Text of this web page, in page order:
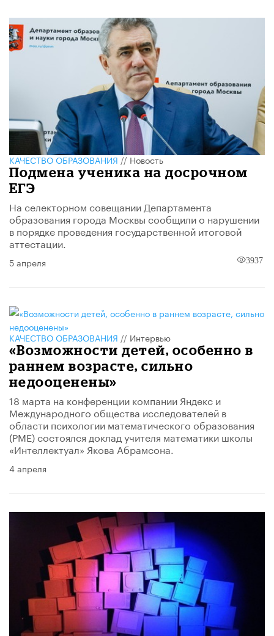
КАЧЕСТВО ОБРАЗОВАНИЯ//Новость
Подмена ученика на досрочном
ЕГЭ
На селекторном совещании Департамента
образования города Москвы сообщили о нарушении
в порядке проведения государственной итоговой
аттестации.
5 апреля 3937
КАЧЕСТВО ОБРАЗОВАНИЯ // Интервью
«Возможности детей, особенно в
раннем возрасте, сильно
недооценены»
18 марта на конференции компании Яндекс и
Международного общества исследователей в
области психологии математического образования
(PME) состоялся доклад учителя математики школы
«Интеллектуал» Якова Абрамсона.
4 апреля